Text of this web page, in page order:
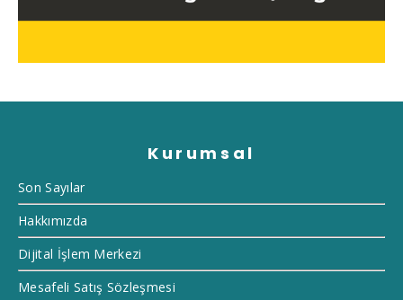
Kurumsal
Son Sayılar
Hakkımızda
Dijital İşlem Merkezi
Mesafeli Satış Sözleşmesi